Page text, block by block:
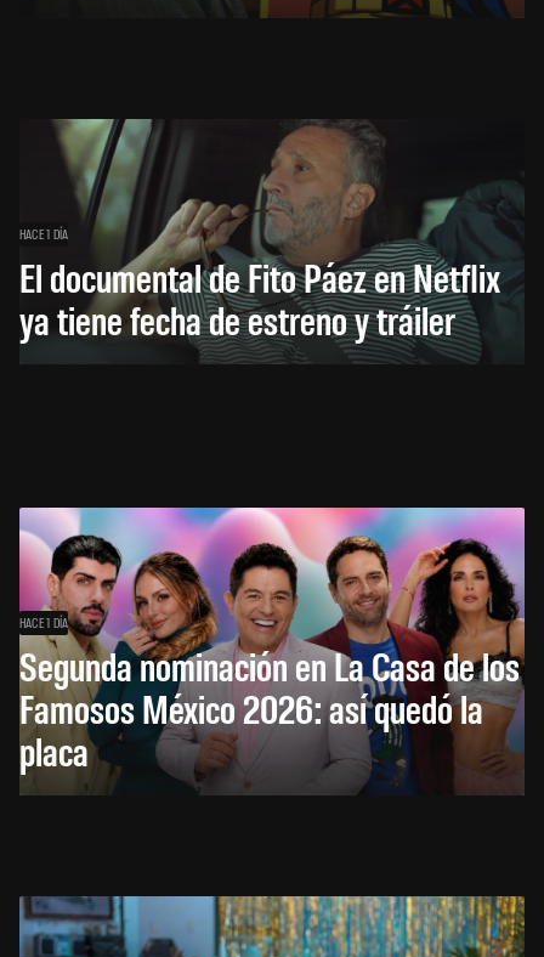
HACE 1 DÍA
El documental de Fito Páez en Netflix
ya tiene fecha de estreno y tráiler
HACE 1 DÍA
Segunda nominación en La Casa de los
Famosos México 2026: así quedó la
placa